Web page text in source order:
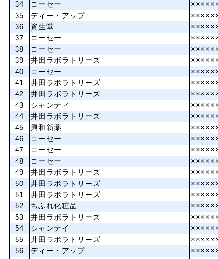
34
コーセー
35
ディー・アップ
36
資生堂
37
コーセー
38
コーセー
39
井田ラボラトリーズ
40
コーセー
41
井田ラボラトリーズ
42
井田ラボラトリーズ
43
シャンティ
44
井田ラボラトリーズ
45
興和新薬
46
コーセー
47
コーセー
48
コーセー
49
井田ラボラトリーズ
50
井田ラボラトリーズ
51
井田ラボラトリーズ
52
ちふれ化粧品
53
井田ラボラトリーズ
54
シャンテイ
55
井田ラボラトリーズ
56
ディー・アップ